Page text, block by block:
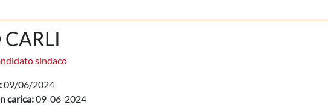
CARLI
sindaco
09/06/2024
carica:09-06-2024